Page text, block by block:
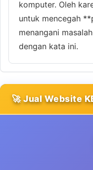
komputer. Oleh
untuk mencegah
menangani
dengan kata ini.
🚀 Jual Website